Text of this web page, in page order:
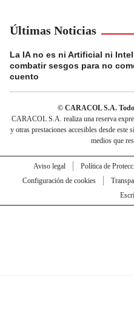
Últimas Noticias
La IA no es ni Artificial ni
combatir sesgos para no
cuento
© CARACOL S.A.
CARACOL S.A. realiza una reserva
y otras prestaciones accesibles desde este
medios que
Aviso legal Política de
Configuración de cookies